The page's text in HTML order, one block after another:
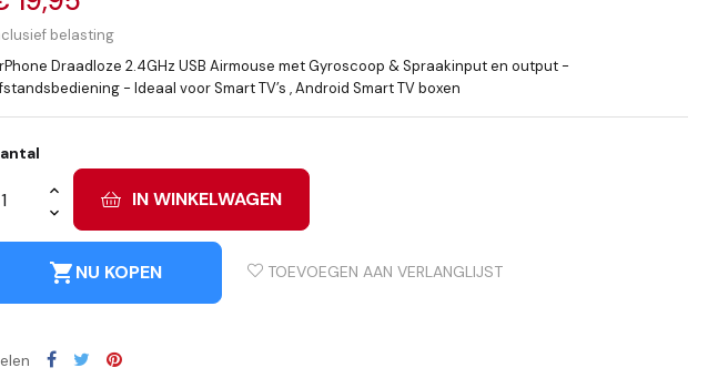
belasting
Draadloze 2.4GHz USB Airmouse met Gyroscoop & Spraakinput en output -
- Ideaal voor Smart TV’s , Android Smart TV boxen
IN WINKELWAGEN
shopping_cartNU KOPEN TOEVOEGEN AAN VERLANGLIJST